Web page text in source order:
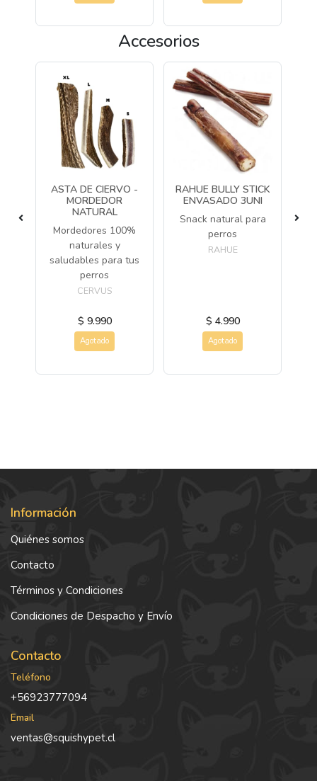
Accesorios
ASTA DE CIERVO -
MORDEDOR
NATURAL
Mordedores 100%
naturales y
saludables para tus
perros
CERVUS
$ 9.990
Agotado
RAHUE BULLY STICK
ENVASADO 3UNI
Snack natural para
perros
RAHUE
$ 4.990
Agotado
Información
Quiénes somos
Contacto
Términos y Condiciones
Condiciones de Despacho y Envío
Contacto
Teléfono
+56923777094
Email
ventas@squishypet.cl